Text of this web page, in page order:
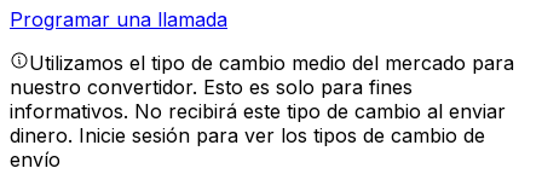
Programar una llamada
Utilizamos el tipo de cambio medio del mercado para
nuestro convertidor. Esto es solo para fines
informativos. No recibirá este tipo de cambio al enviar
dinero. Inicie sesión para ver los tipos de cambio de
envío